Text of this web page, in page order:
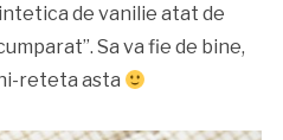
de vanilie atat de
Sa va fie de bine,
reteta asta